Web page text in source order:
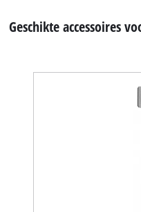
Geschikte accessoires